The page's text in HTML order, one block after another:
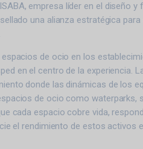
empresa líder en el diseño y
una alianza estratégica
de ocio en los
en el centro de la experiencia.
donde las dinámicas de los
de ocio como waterparks,
cada espacio cobre vida,
el rendimiento de estos activos